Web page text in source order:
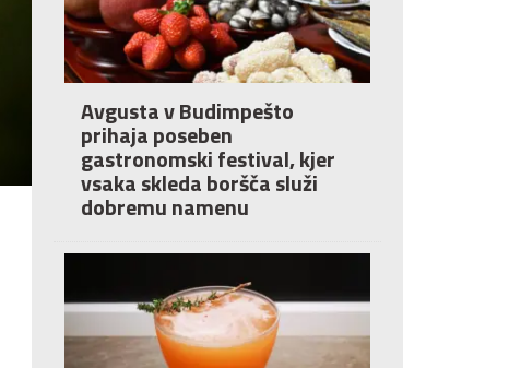
Avgusta v Budimpešto
prihaja poseben
gastronomski festival, kjer
vsaka skleda boršča služi
dobremu namenu